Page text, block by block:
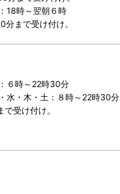
18時～翌朝６時
分まで受け付け。
６時～22時30分
水・木・土：８時～22時30分
で受け付け。